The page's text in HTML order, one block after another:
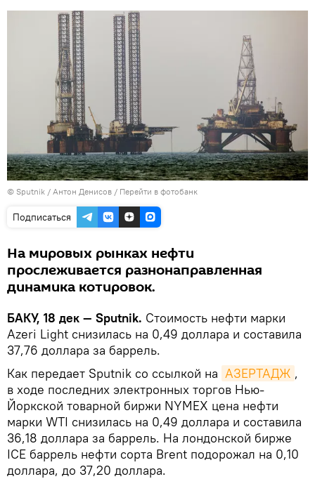
© Sputnik / Антон Денисов / Перейти в фотобанк
Подписаться
На мировых рынках нефти
прослеживается разнонаправленная
динамика котировок.
БАКУ, 18 дек — Sputnik. Стоимость нефти марки
Azeri Light снизилась на 0,49 доллара и составила
37,76 доллара за баррель.
Как передает Sputnik со ссылкой на АЗЕРТАДЖ ,
в ходе последних электронных торгов Нью-
Йоркской товарной биржи NYMEX цена нефти
марки WTI снизилась на 0,49 доллара и составила
36,18 доллара за баррель. На лондонской бирже
ICE баррель нефти сорта Brent подорожал на 0,10
доллара, до 37,20 доллара.